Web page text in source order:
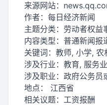
来源网站：
作者： 每日经济新闻
主题分类： 劳动者权益
内容类型： 普通新闻报
关键词： 教师, 小学, 农
涉及行业： 教育, 服务业
涉及职业： 政府公务员
地点： 江西省
相关议题： 工资报酬